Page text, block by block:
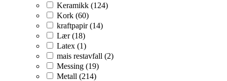
Keramikk (124)
Kork (60)
kraftpapir (14)
Lær (18)
Latex (1)
mais restavfall (2)
Messing (19)
Metall (214)